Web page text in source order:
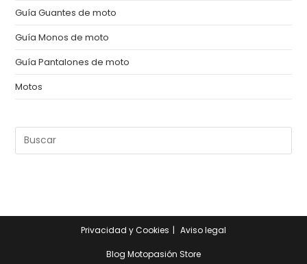
Guía Guantes de moto
Guía Monos de moto
Guía Pantalones de moto
Motos
Privacidad y Cookies Aviso legal
Blog Motopasión Store